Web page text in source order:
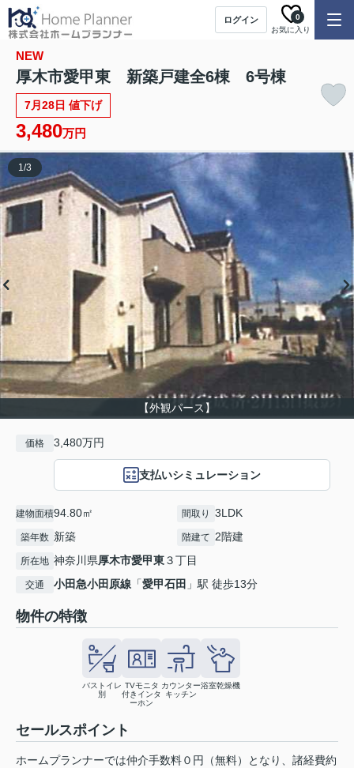
ログイン
お気に入り
0
NEW
厚木市愛甲東 新築戸建全6棟 6号棟
7月28日 値下げ
3,480万円
【外観パース】
1/3
価格 3,480万円
支払いシミュレーション
建物面積94.80㎡ 間取り 3LDK
築年数 新築 階建て 2階建
所在地 神奈川県厚木市愛甲東３丁目
交通 小田急小田原線 「愛甲石田 」駅 徒歩13分
物件の特徴
バストイレ
別
TVモニタ
付きインタ
ーホン
カウンター
キッチン
浴室乾燥機
セールスポイント
ホームプランナーでは仲介手数料０円（無料）となり、諸経費約